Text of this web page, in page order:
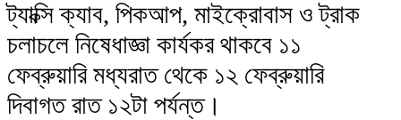
ট্যাক্সি ক্যাব, পিকআপ, মাইক্রোবাস ও ট্রাক
চলাচলে নিষেধাজ্ঞা কার্যকর থাকবে ১১
ফেব্রুয়ারি মধ্যরাত থেকে ১২ ফেব্রুয়ারি
দিবাগত রাত ১২টা পর্যন্ত।